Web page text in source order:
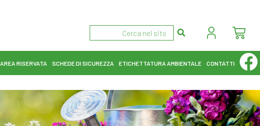
AREA RISERVATA SCHEDE DI SICUREZZA ETICHETTATURA AMBIENTALE CONTATTI